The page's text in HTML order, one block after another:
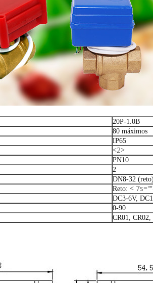
20P-1.0B
80 máximos
IP65
<2>
PN10
2
DN8-32
Reto: <
DC3-6V,
0-90
CR01, CR02,